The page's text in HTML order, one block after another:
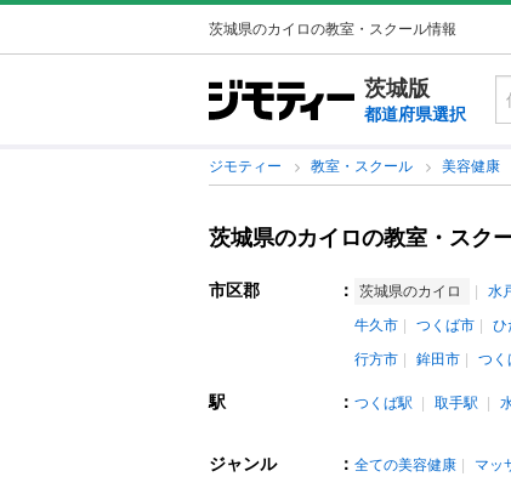
茨城県のカイロの教室・スクール情報
茨城版
都道府県選択
ジモティー 教室・スクール 美容健康
茨城県のカイロの教室・スク
市区郡 ： 茨城県のカイロ 水
牛久市
つくば市 ひ
行方市
鉾田市 つく
駅 ： つくば駅 取手駅
ジャンル ： 全ての美容健康 マッ